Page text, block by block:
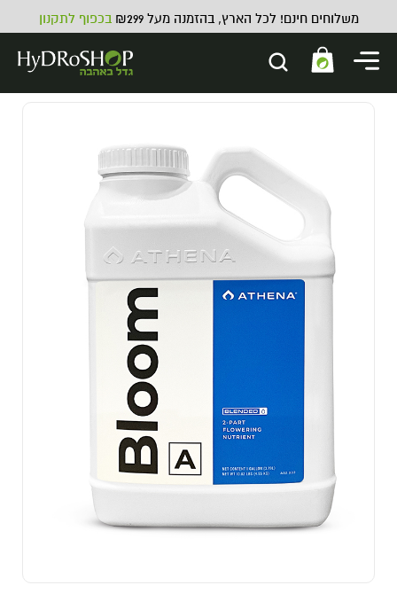
משלוחים חינם! לכל הארץ, בהזמנה מעל ₪299 בכפוף לתקנון
MZX